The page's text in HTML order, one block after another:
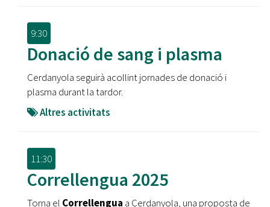
9:30
Donació de sang i plasma
Cerdanyola seguirà acollint jornades de donació i
plasma durant la tardor.
Altres activitats
11:30
Correllengua 2025
Torna el Correllengua a Cerdanyola, una proposta de